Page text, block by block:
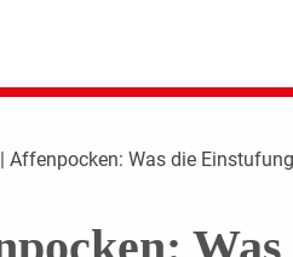
| Affenpocken: Was die